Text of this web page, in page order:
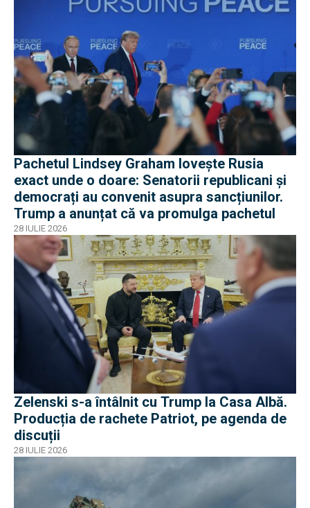
Pachetul Lindsey Graham lovește Rusia
exact unde o doare: Senatorii republicani și
democrați au convenit asupra sancțiunilor.
Trump a anunțat că va promulga pachetul
28 IULIE 2026
Zelenski s-a întâlnit cu Trump la Casa Albă.
Producția de rachete Patriot, pe agenda de
discuții
28 IULIE 2026